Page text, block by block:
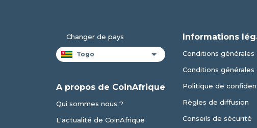
Changer de pays
A propos de CoinAfrique
Qui sommes nous ?
L'actualité de CoinAfrique
Informations
Conditions générales
Conditions
Politique de
Règles de diffusion
Conseils de sécurité